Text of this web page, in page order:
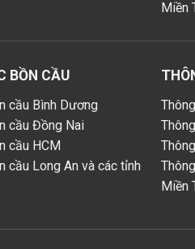
Miền
BỒN CẦU
cầu Bình Dương
cầu Đồng Nai
cầu HCM
cầu Long An và các tỉnh
Miền